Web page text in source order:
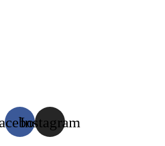
Instagram